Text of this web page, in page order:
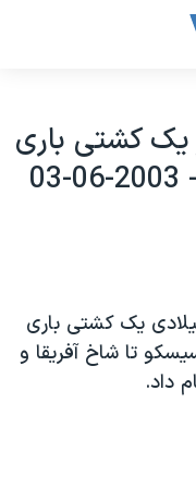
سفر يک کشتی باری
چون امروز، در سال ۱۸۵۱ ميلادی يک کشتی باری
تا شاخ آفريقا و